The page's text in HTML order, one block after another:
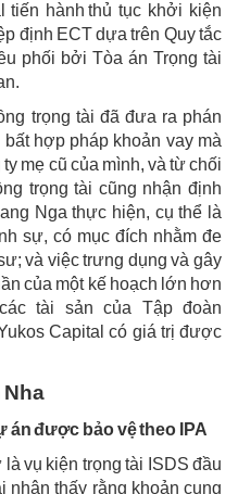
tiến hành thủ tục khởi kiện
định ECT dựa trên Quy tắc
phối bởi Tòa án Trọng tài
trọng tài đã đưa ra phán
hợp pháp khoản vay mà
mẹ cũ của mình, và từ chối
trọng tài cũng nhận định
Nga thực hiện, cụ thể là
sự, có mục đích nhằm đe
và việc trưng dụng và gây
của một kế hoạch lớn hơn
tài sản của Tập đoàn
Capital có giá trị được
Nha
án được bảo vệ theo IPA
vụ kiện trọng tài ISDS đầu
nhận thấy rằng khoản cung